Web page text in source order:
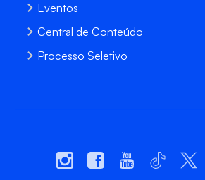
Eventos
Central de Conteúdo
Processo Seletivo